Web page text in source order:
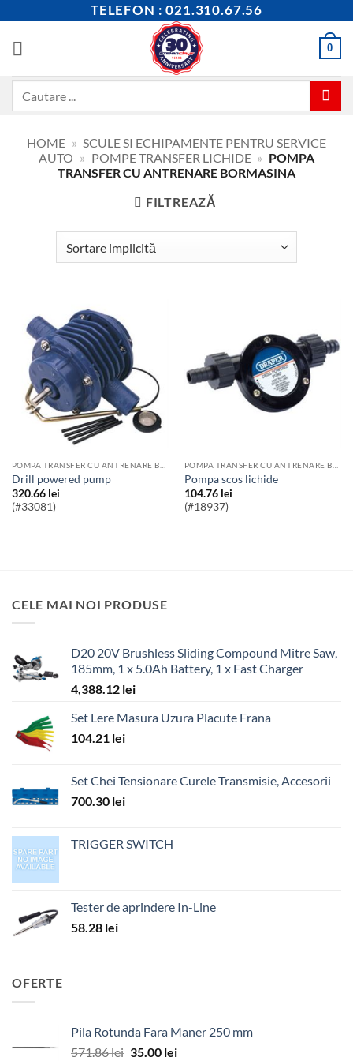
content
TELEFON : 021.310.67.56
0
HOME » SCULE SI ECHIPAMENTE PENTRU SERVICE
AUTO » POMPE TRANSFER LICHIDE » POMPA
TRANSFER CU ANTRENARE BORMASINA
FILTREAZĂ
drill powered pump
320.66 lei
(#33081)
Pompa scos lichide
104.76 lei
(#18937)
CELE MAI NOI PRODUSE
D20 20V Brushless Sliding Compound Mitre Saw,
185mm, 1 x 5.0Ah Battery, 1 x Fast Charger
4,388.12 lei
Set Lere Masura Uzura Placute Frana
104.21 lei
Set Chei Tensionare Curele Transmisie, Accesorii
700.30 lei
TRIGGER SWITCH
Tester de aprindere In-Line
58.28 lei
OFERTE
Pila Rotunda Fara Maner 250 mm
571.86lei Prețul
35.00 leiPrețul